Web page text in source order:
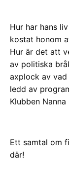
Hur har hans
kostat honom
Hur är det att
av politiska
axplock av
ledd av
Klubben
Ett samtal om
där!